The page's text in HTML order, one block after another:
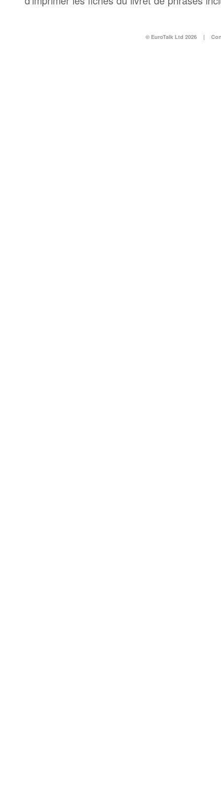
© EuroTalk Ltd 2026 |